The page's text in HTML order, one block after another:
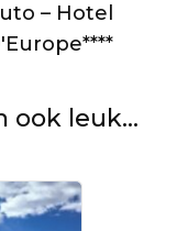
– Hotel
ook leuk...